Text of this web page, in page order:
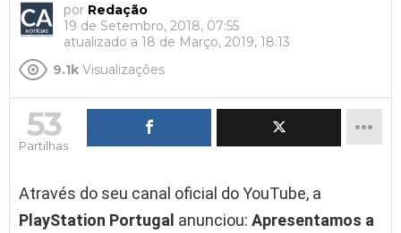
por Redação
19 de Setembro, 2018, 07:55
atualizado a 18 de Março, 2019, 18:13
9.1k Visualizações
53
Partilhas
Através do seu canal oficial do YouTube, a
PlayStation Portugal anunciou: Apresentamos a